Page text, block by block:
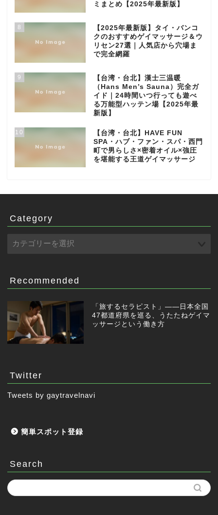
ミまとめ【2025年最新版】
8
【2025年最新版】タイ・バンコ
クのおすすめゲイマッサージ＆ウ
リセン27選｜人気店から穴場ま
で完全網羅
9
【台湾・台北】漢士三温暖
（Hans Men’s Sauna）完全ガ
イド｜24時間いつ行っても遊べ
る万能型ハッテン場【2025年最
新版】
10
【台湾・台北】HAVE FUN
SPA・ハブ・ファン・スパ・西門
町で男らしさ×密着オイル×強圧
を堪能する王道ゲイマッサージ
Category
Recommended
「旅するセラピスト」——日本全国
47都道府県を巡る、うたたねゲイマ
ッサージという働き方
Twitter
Tweets by gaytravelnavi
簡単スポット登録
Search